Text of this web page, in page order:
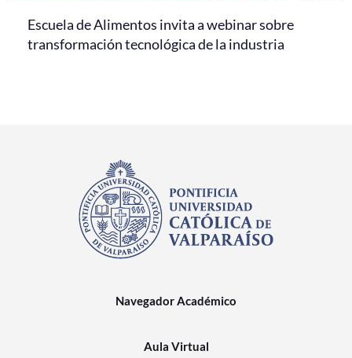
Escuela de Alimentos invita a webinar sobre
transformación tecnológica de la industria
Navegador Académico
Aula Virtual